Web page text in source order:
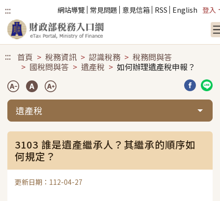
::: 網站導覽 常見問題 意見信箱 RSS English 登入
::: 首頁 稅務資訊 認識稅務
稅務問與答
國稅問與答
遺產稅 如何辦理遺產稅申報？
分享到
分
遺產稅
3103 誰是遺產繼承人？其繼承的順序如
何規定？
更新日期：112-04-27